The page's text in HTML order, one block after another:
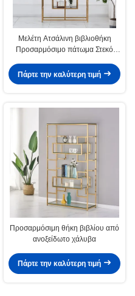
Μελέτη Ατσάλινη βιβλιοθήκη
Προσαρμόσιμο πάτωμα Στεκό
Πάρτε την καλύτερη τιμή
Προσαρμόσιμη θήκη βιβλίου από
ανοξείδωτο χάλυβα
Πάρτε την καλύτερη τιμή